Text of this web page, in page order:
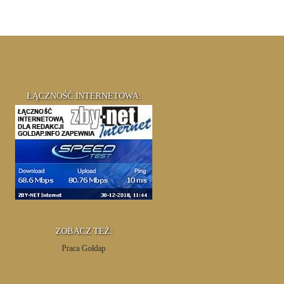
ŁĄCZNOŚĆ INTERNETOWA:
ZOBACZ TEŻ:
Praca Gołdap